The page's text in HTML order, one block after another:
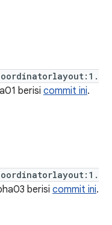
berisi commit ini.
berisi commit ini.